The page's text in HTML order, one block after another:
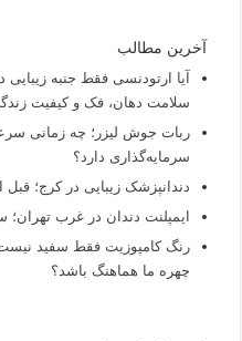
آخرین مطالب
آیا ارتودنسی فقط جنبه زیبایی
سلامت دهان، فک و کیفیت
ربات جوش لیزر؛ چه زمانی
سرمایه‌گذاری دارد؟
دندانپزشک زیبایی در کرج؛ قبل
ایمپلنت دندان در غرب تهران؛
رنگ کامپوزیت فقط سفید
چهره ما هماهنگ باشد؟